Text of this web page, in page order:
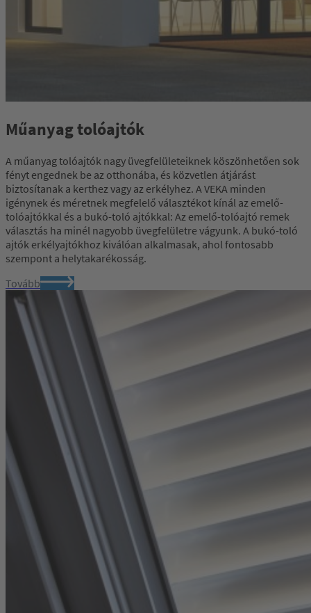
Műanyag tolóajtók
A műanyag tolóajtók nagy üvegfelületeiknek köszönhetően sok
fényt engednek be az otthonába, és közvetlen átjárást
biztosítanak a kerthez vagy az erkélyhez. A VEKA minden
igénynek és méretnek megfelelő választékot kínál az emelő-
tolóajtókkal és a bukó-toló ajtókkal: Az emelő-tolóajtó remek
választás ha minél nagyobb üvegfelületre vágyunk. A bukó-toló
ajtók erkélyajtókhoz kiválóan alkalmasak, ahol fontosabb
szempont a helytakarékosság.
Tovább